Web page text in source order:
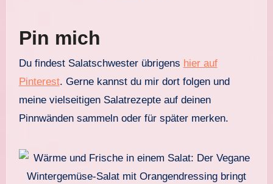
Pin mich
Du findest Salatschwester übrigens hier auf
Pinterest. Gerne kannst du mir dort folgen und
meine vielseitigen Salatrezepte auf deinen
Pinnwänden sammeln oder für später merken.